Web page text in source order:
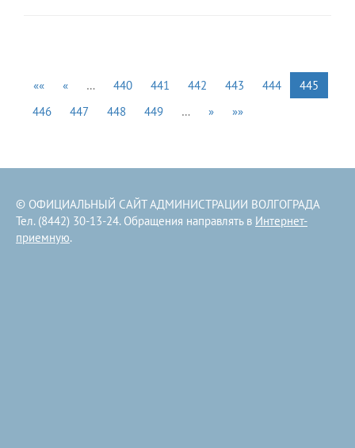
«« « … 440 441 442 443 444
445
446
447 448 449 … » »»
© ОФИЦИАЛЬНЫЙ САЙТ АДМИНИСТРАЦИИ ВОЛГОГРАДА
Тел. (8442) 30-13-24. Обращения направлять в Интернет-
приемную.